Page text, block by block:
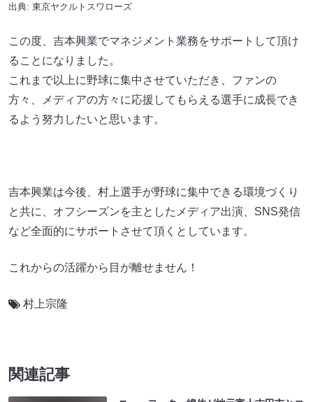
出典: 東京ヤクルトスワローズ
この度、吉本興業でマネジメント業務をサポートして頂け
ることになりました。
これまで以上に野球に集中させていただき、ファンの
方々、メディアの方々に応援してもらえる選手に成長でき
るよう努力したいと思います。
吉本興業は今後、村上選手が野球に集中できる環境づくり
と共に、オフシーズンを主としたメディア出演、SNS発信
など全面的にサポートさせて頂くとしています。
これからの活躍から目が離せません！
村上宗隆
関連記事